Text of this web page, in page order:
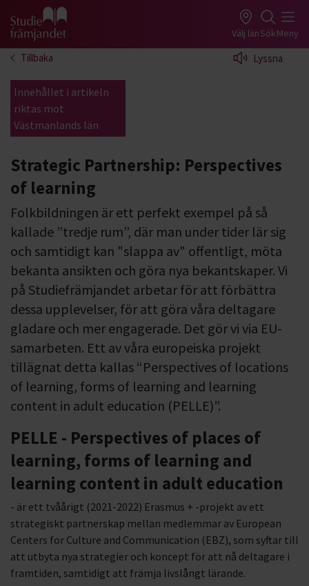
Gå till studiefrämjandets startsida Välj länSökMeny
Tillbaka Lyssna
Innehållet i artikeln
riktas mot
Västmanlands län
Strategic Partnership: Perspectives
of learning
Folkbildningen är ett perfekt exempel på så
kallade ”tredje rum”, där man under tider lär sig
och samtidigt kan "slappa av" offentligt, möta
bekanta ansikten och göra nya bekantskaper. Vi
på Studiefrämjandet arbetar för att förbättra
dessa upplevelser, för att göra våra deltagare
gladare och mer engagerade. Det gör vi via EU-
samarbeten. Ett av våra europeiska projekt
tillägnat detta kallas “Perspectives of locations
of learning, forms of learning and learning
content in adult education (PELLE)”.
PELLE - Perspectives of places of
learning, forms of learning and
learning content in adult education
- är ett tvåårigt (2021-2022) Erasmus + -projekt av ett
strategiskt partnerskap mellan medlemmar av European
Centers for Culture and Communication (EBZ), som syftar till
att utbyta nya strategier och koncept för att nå deltagare i
framtiden, samtidigt att främja livslångt lärande.